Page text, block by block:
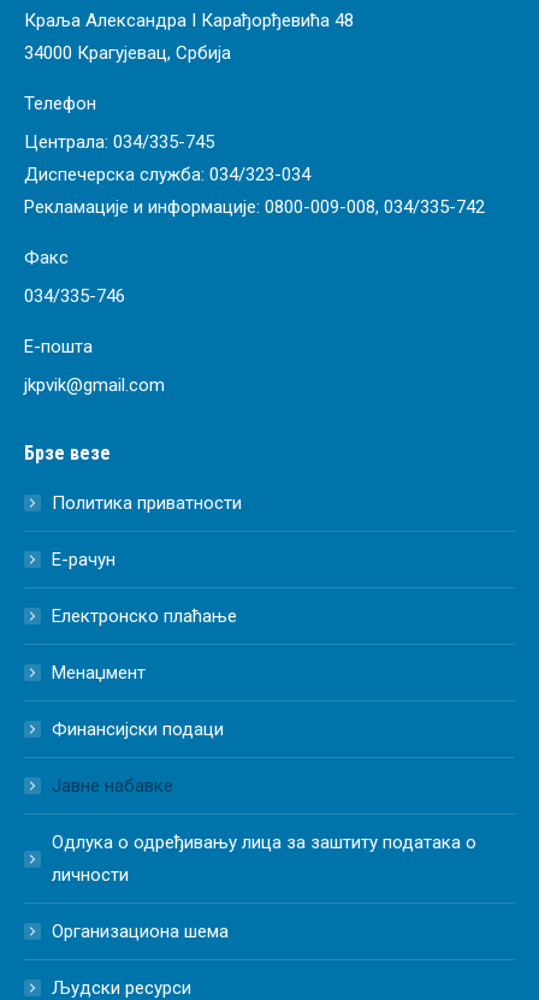
Краља Александра I Карађорђевића 48
34000 Крагујевац, Србија
Телефон
Централа: 034/335-745
Диспечерска служба: 034/323-034
Рекламације и информације: 0800-009-008, 034/335-742
Факс
034/335-746
Е-пошта
jkpvik@gmail.com
Брзе везе
Политика приватности
Е-рачун
Електронско плаћање
Менаџмент
Финансијски подаци
Јавне набавке
Одлука о одређивању лица за заштиту података о
личности
Организациона шема
Људски ресурси